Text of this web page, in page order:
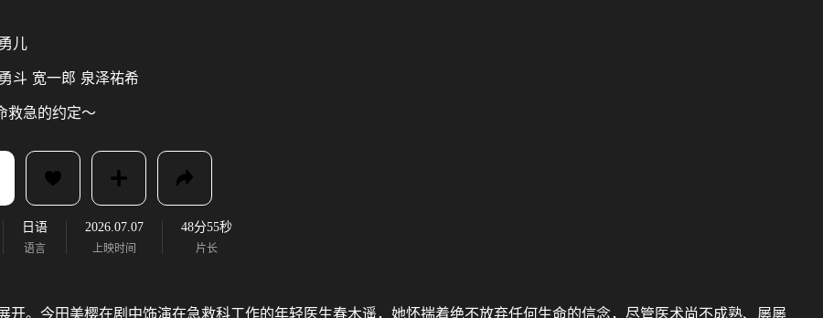
儿
斗 宽一郎 泉泽祐希
救急的约定～
日语
语言
2026.07.07
上映时间
48分55秒
片长
开。今田美樱在剧中饰演在急救科工作的年轻医生春木遥，她怀揣着绝不放弃任何生命的信念，尽管医术尚不成熟、屡屡